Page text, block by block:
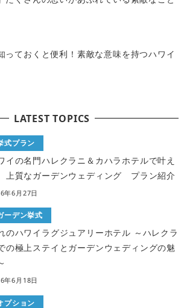
っておくと便利！素敵な意味を持つハワイ
LATEST TOPICS
式プラン
イの名門ハレクラニ＆カハラホテルで叶え
上質なガーデンウェディング プラン紹介
年6月27日
ーデン挙式
のハワイラグジュアリーホテル ～ハレクラ
の極上ステイとガーデンウェディングの魅
年6月18日
プション